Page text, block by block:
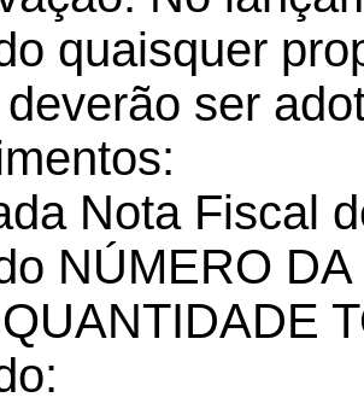
quaisquer
ser
Nota Fiscal
NÚMERO